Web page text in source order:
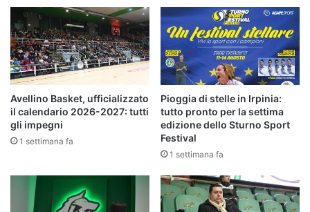
Avellino Basket, ufficializzato
il calendario 2026-2027: tutti
gli impegni
1 settimana fa
Pioggia di stelle in Irpinia:
tutto pronto per la settima
edizione dello Sturno Sport
Festival
1 settimana fa